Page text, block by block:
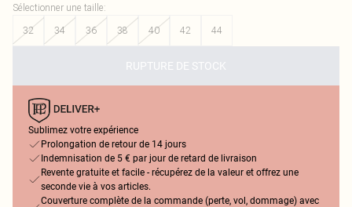
Sélectionner une taille:
32
34 36 38 40 42 44
RUPTURE DE STOCK
Sublimez votre expérience
Prolongation de retour de 14 jours
Indemnisation de 5 € par jour de retard de livraison
Revente gratuite et facile - récupérez de la valeur et offrez une
seconde vie à vos articles.
Couverture complète de la commande (perte, vol, dommage) avec